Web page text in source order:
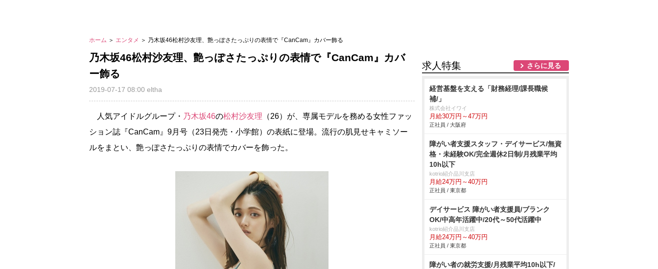
ホーム ＞ エンタメ ＞ 乃木坂46松村沙友理、艶っぽさたっぷりの表情で『CanCam』カバー飾る
乃木坂46松村沙友理、艶っぽさたっぷりの表情で『CanCam』カバ
ー飾る
2019-07-17 08:00 eltha
人気アイドルグループ・ 乃木坂46の松村沙友理 （26）が、専属モデルを務める女性ファッ
ション誌『CanCam』9月号（23日発売・小学館）の表紙に登場。流行の肌見せキャミソー
ルをまとい、艶っぽさたっぷりの表情でカバーを飾った。
求人特集 さらに見る
経営基盤を支える「財務経理/課長職候
補/」
株式会社イワイ
月給30万円～47万円
正社員 / 大阪府
障がい者支援スタッフ・デイサービス/無資
格・未経験OK/完全週休2日制/月残業平均
10h以下
kotrio紹介品川支店
月給24万円～40万円
正社員 / 東京都
デイサービス 障がい者支援員/ブランク
OK/中高年活躍中/20代～50代活躍中
kotrio紹介品川支店
月給24万円～40万円
正社員 / 東京都
障がい者の就労支援/月残業平均10h以下/